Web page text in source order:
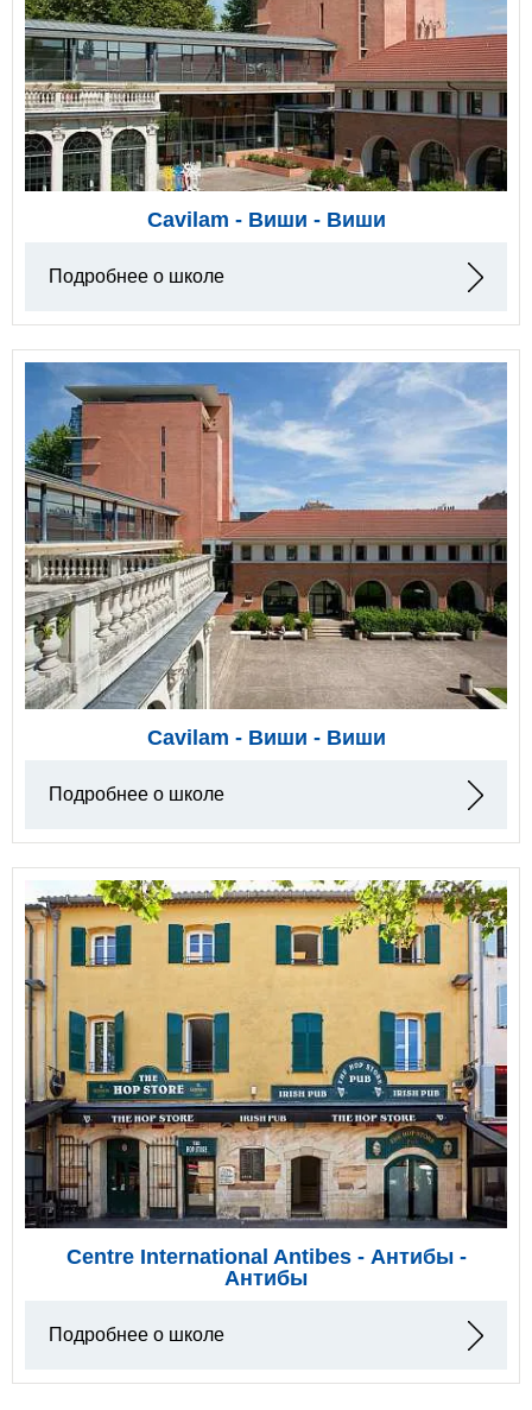
Cavilam - Виши - Виши
Подробнее о школе
Cavilam - Виши - Виши
Подробнее о школе
Centre International Antibes - Антибы -
Антибы
Подробнее о школе